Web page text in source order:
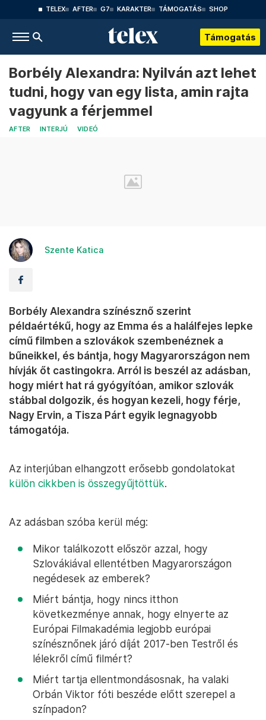
TELEX AFTER G7 KARAKTER TÁMOGATÁS SHOP
Támogatás
Borbély Alexandra: Nyilván azt lehet
tudni, hogy van egy lista, amin rajta
vagyunk a férjemmel
AFTER INTERJÚ VIDEÓ
Szente Katica
Borbély Alexandra színésznő szerint
példaértékű, hogy az Emma és a halálfejes lepke
című filmben a szlovákok szembenéznek a
bűneikkel, és bántja, hogy Magyarországon nem
hívják őt castingokra. Arról is beszél az adásban,
hogy miért hat rá gyógyítóan, amikor szlovák
stábbal dolgozik, és hogyan kezeli, hogy férje,
Nagy Ervin, a Tisza Párt egyik legnagyobb
támogatója.
Az interjúban elhangzott erősebb gondolatokat
külön cikkben is összegyűjtöttük.
Az adásban szóba kerül még:
Mikor találkozott először azzal, hogy
Szlovákiával ellentétben Magyarországon
negédesek az emberek?
Miért bántja, hogy nincs itthon
következménye annak, hogy elnyerte az
Európai Filmakadémia legjobb európai
színésznőnek járó díját 2017-ben Testről és
lélekről című filmért?
Miért tartja ellentmondásosnak, ha valaki
Orbán Viktor fóti beszéde előtt szerepel a
színpadon?